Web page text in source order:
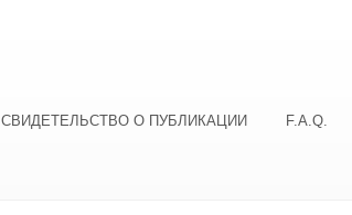
СВИДЕТЕЛЬСТВО О ПУБЛИКАЦИИ F.A.Q.